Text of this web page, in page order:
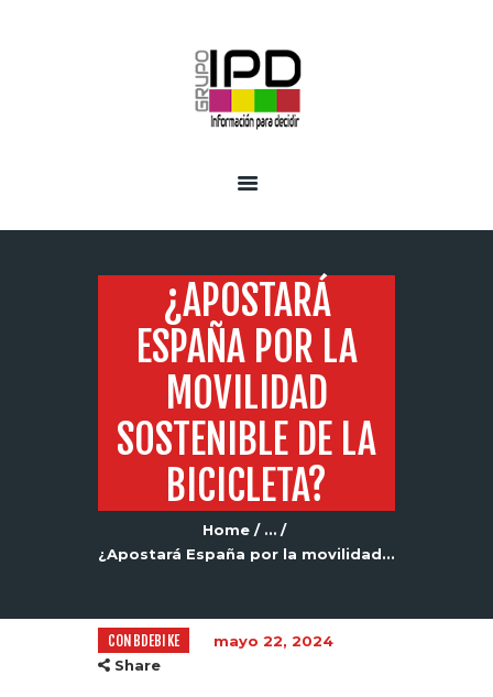
¿APOSTARÁ
ESPAÑA POR LA
MOVILIDAD
SOSTENIBLE DE LA
BICICLETA?
Home
...
¿Apostará España por la movilidad...
CONBDEBIKE
mayo 22, 2024
Share